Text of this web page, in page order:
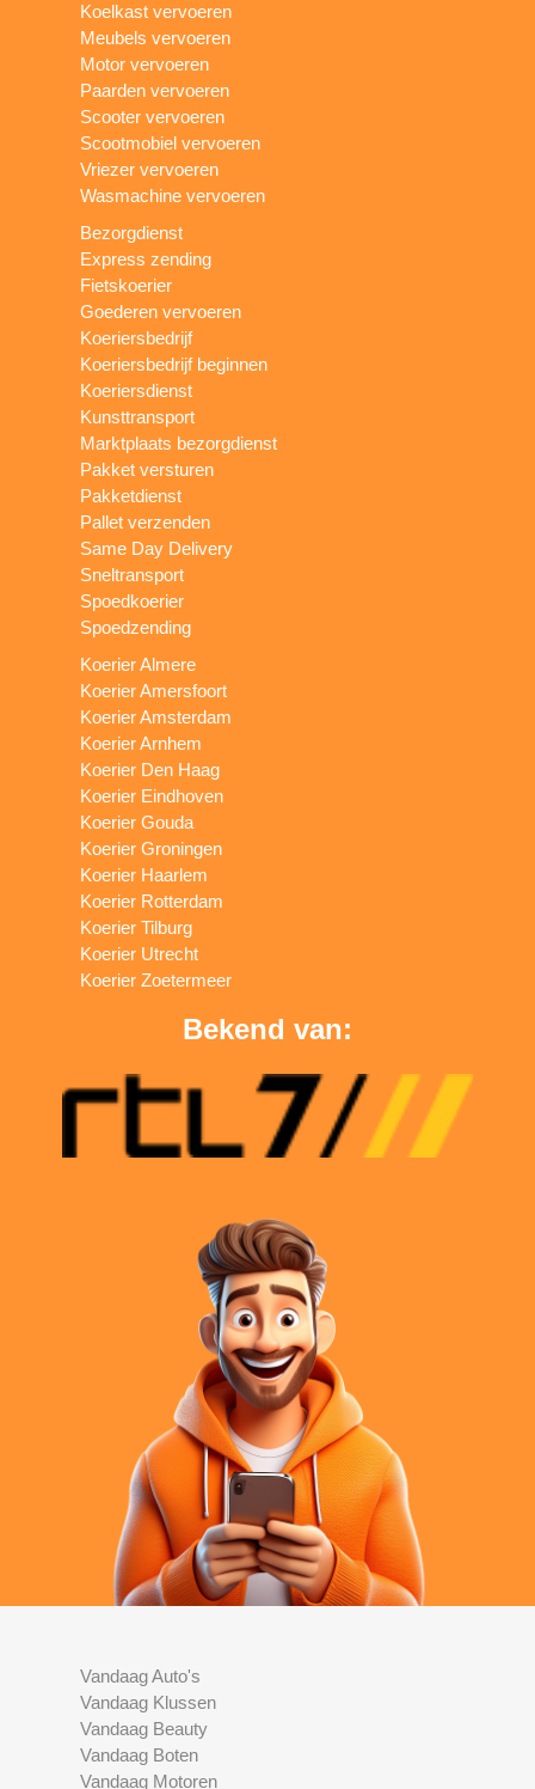
Koelkast vervoeren
Meubels vervoeren
Motor vervoeren
Paarden vervoeren
Scooter vervoeren
Scootmobiel vervoeren
Vriezer vervoeren
Wasmachine vervoeren
Bezorgdienst
Express zending
Fietskoerier
Goederen vervoeren
Koeriersbedrijf
Koeriersbedrijf beginnen
Koeriersdienst
Kunsttransport
Marktplaats bezorgdienst
Pakket versturen
Pakketdienst
Pallet verzenden
Same Day Delivery
Sneltransport
Spoedkoerier
Spoedzending
Koerier Almere
Koerier Amersfoort
Koerier Amsterdam
Koerier Arnhem
Koerier Den Haag
Koerier Eindhoven
Koerier Gouda
Koerier Groningen
Koerier Haarlem
Koerier Rotterdam
Koerier Tilburg
Koerier Utrecht
Koerier Zoetermeer
Bekend van:
Vandaag Auto's
Vandaag Klussen
Vandaag Beauty
Vandaag Boten
Vandaag Motoren